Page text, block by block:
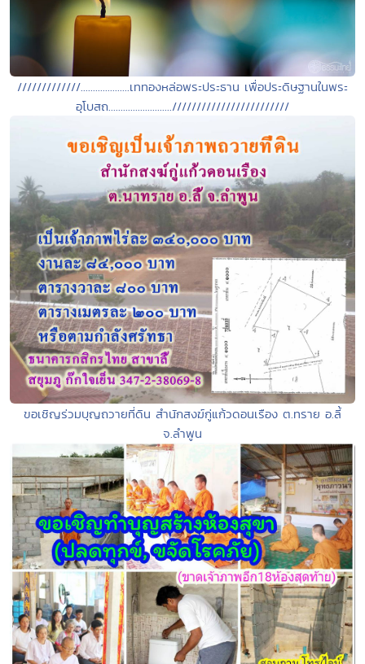
/////////////....................เททองหล่อพระประธาน เพื่อประดิษฐานในพระ
อุโบสถ..........................////////////////////////
ขอเชิญร่วมบุญถวายที่ดิน สำนักสงฆ์กู่แก้วดอนเรือง ต.ทราย อ.ลี้
จ.ลำพูน